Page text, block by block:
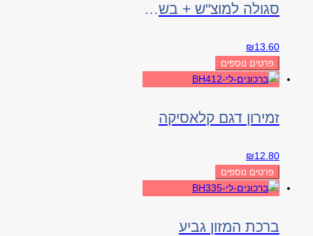
סגולה למוצ"ש + בשמים
₪13.60
פרטים נוספים
זמירון דגם קלאסיקה
₪12.80
פרטים נוספים
ברכת המזון גביע